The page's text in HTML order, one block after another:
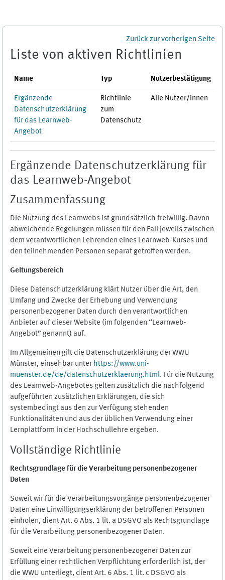
Zurück zur vorherigen Seite
Liste von aktiven Richtlinien
Name Typ Nutzerbestätigung
Ergänzende
Datenschutzerklärung
für das Learnweb-
Angebot
Richtlinie
zum
Datenschutz
Alle Nutzer/innen
Ergänzende Datenschutzerklärung für
das Learnweb-Angebot
Zusammenfassung
Die Nutzung des Learnwebs ist grundsätzlich freiwillig. Davon
abweichende Regelungen müssen für den Fall jeweils zwischen
dem verantwortlichen Lehrenden eines Learnweb-Kurses und
den teilnehmenden Personen separat getroffen werden.
Geltungsbereich
Diese Datenschutzerklärung klärt Nutzer über die Art, den
Umfang und Zwecke der Erhebung und Verwendung
personenbezogener Daten durch den verantwortlichen
Anbieter auf dieser Website (im folgenden “Learnweb-
Angebot” genannt) auf.
Im Allgemeinen gilt die Datenschutzerklärung der WWU
Münster, einsehbar unter https://www.uni-
muenster.de/de/datenschutzerklaerung.html. Für die Nutzung
des Learnweb-Angebotes gelten zusätzlich die nachfolgend
aufgeführten zusätzlichen Erklärungen, die sich
systembedingt aus den zur Verfügung stehenden
Funktionalitäten und aus der üblichen Verwendung einer
Lernplattform in der Hochschullehre ergeben.
Vollständige Richtlinie
Rechtsgrundlage für die Verarbeitung personenbezogener
Daten
Soweit wir für die Verarbeitungsvorgänge personenbezogener
Daten eine Einwilligungserklärung der betroffenen Personen
einholen, dient Art. 6 Abs. 1 lit. a DSGVO als Rechtsgrundlage
für die Verarbeitung personenbezogener Daten.
Soweit eine Verarbeitung personenbezogener Daten zur
Erfüllung einer rechtlichen Verpflichtung erforderlich ist, der
die WWU unterliegt, dient Art. 6 Abs. 1 lit. c DSGVO als